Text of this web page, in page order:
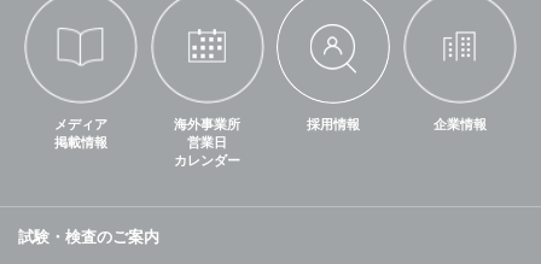
メディア
掲載情報
海外事業所
営業日
カレンダー
採用情報 企業情報
試験・検査のご案内